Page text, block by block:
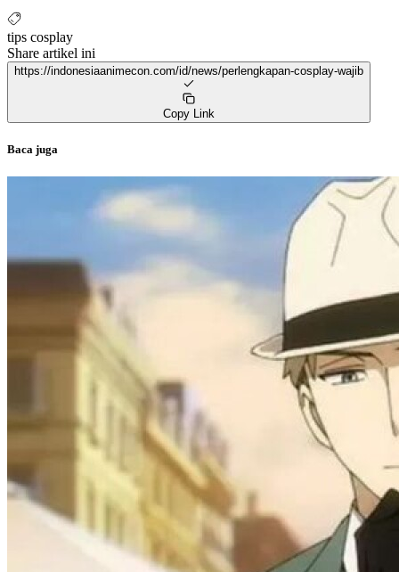
tips cosplay
Share artikel ini
https://indonesiaanimecon.com/id/news/perlengkapan-cosplay-wajib
Copy Link
Baca juga